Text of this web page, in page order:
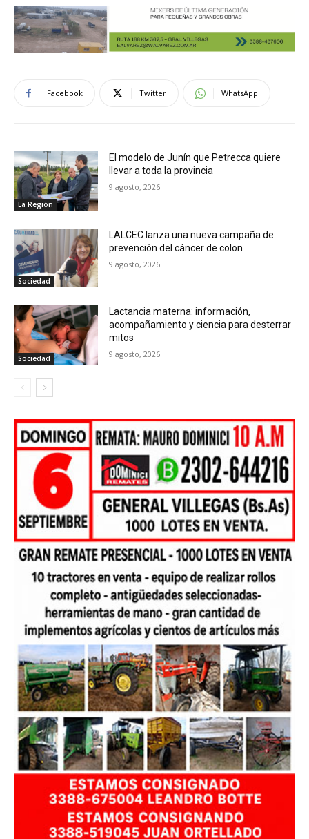
Facebook Twitter WhatsApp
La Región
El modelo de Junín que Petrecca quiere
llevar a toda la provincia
9 agosto, 2026
Sociedad
LALCEC lanza una nueva campaña de
prevención del cáncer de colon
9 agosto, 2026
Sociedad
Lactancia materna: información,
acompañamiento y ciencia para desterrar
mitos
9 agosto, 2026